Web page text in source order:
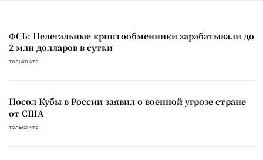
ФСБ: Нелегальные криптообменники зарабатывали до
2 млн долларов в сутки
только что
Посол Кубы в России заявил о военной угрозе стране
от США
только что